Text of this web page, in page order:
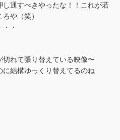
通すべきやったな！！これが若
や（笑）
・
れて張り替えている映像〜
に結構ゆっくり替えてるのね